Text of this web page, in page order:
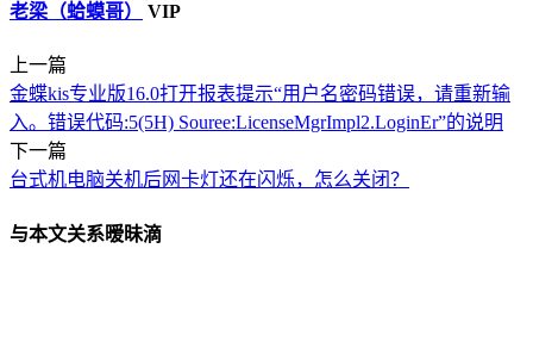
老梁（蛤蟆哥） VIP
上一篇
金蝶kis专业版16.0打开报表提示“用户名密码错误，请重新输
入。错误代码:5(5H) Souree:LicenseMgrImpl2.LoginEr”的说明
下一篇
台式机电脑关机后网卡灯还在闪烁，怎么关闭？
与本文关系暧昧滴